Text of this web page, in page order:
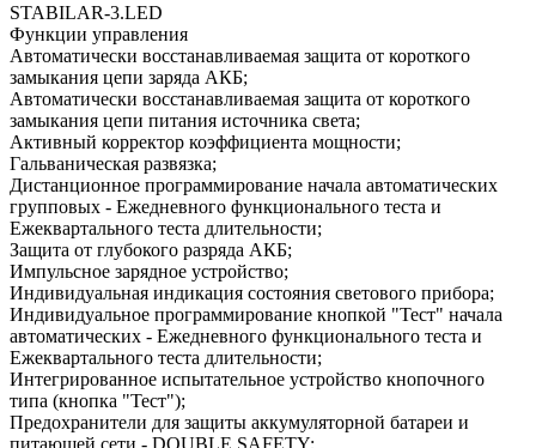
STABILAR-3.LED
Функции управления
Автоматически восстанавливаемая защита от короткого
замыкания цепи заряда АКБ;
Автоматически восстанавливаемая защита от короткого
замыкания цепи питания источника света;
Активный корректор коэффициента мощности;
Гальваническая развязка;
Дистанционное программирование начала автоматических
групповых - Ежедневного функционального теста и
Ежеквартального теста длительности;
Защита от глубокого разряда АКБ;
Импульсное зарядное устройство;
Индивидуальная индикация состояния светового прибора;
Индивидуальное программирование кнопкой "Тест" начала
автоматических - Ежедневного функционального теста и
Ежеквартального теста длительности;
Интегрированное испытательное устройство кнопочного
типа (кнопка "Тест");
Предохранители для защиты аккумуляторной батареи и
питающей сети - DOUBLE SAFETY;